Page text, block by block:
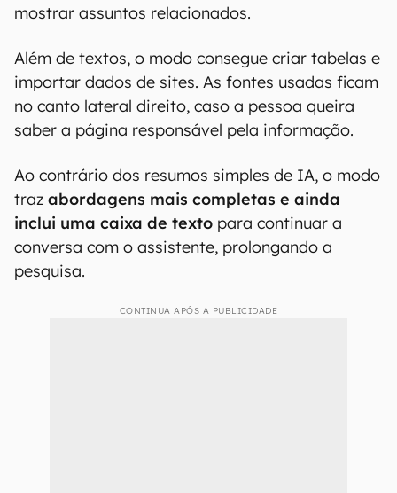
mostrar assuntos relacionados.
Além de textos, o modo consegue criar tabelas e
importar dados de sites. As fontes usadas ficam
no canto lateral direito, caso a pessoa queira
saber a página responsável pela informação.
Ao contrário dos resumos simples de IA, o modo
traz abordagens mais completas e ainda
inclui uma caixa de texto para continuar a
conversa com o assistente, prolongando a
pesquisa.
CONTINUA APÓS A PUBLICIDADE